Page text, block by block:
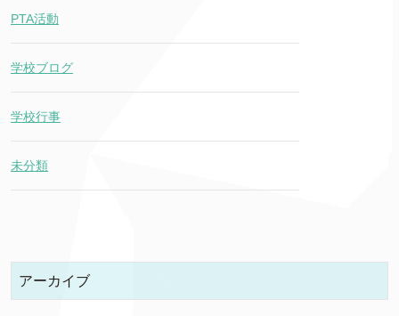
PTA活動
学校ブログ
学校行事
未分類
アーカイブ